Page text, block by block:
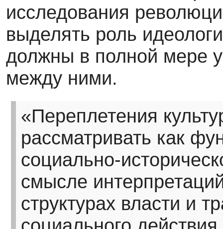
исследования
выделять роль
должны в полной мере
между ними.
«Переплетения
рассматривать как
социально-
смысле
структурах власти и